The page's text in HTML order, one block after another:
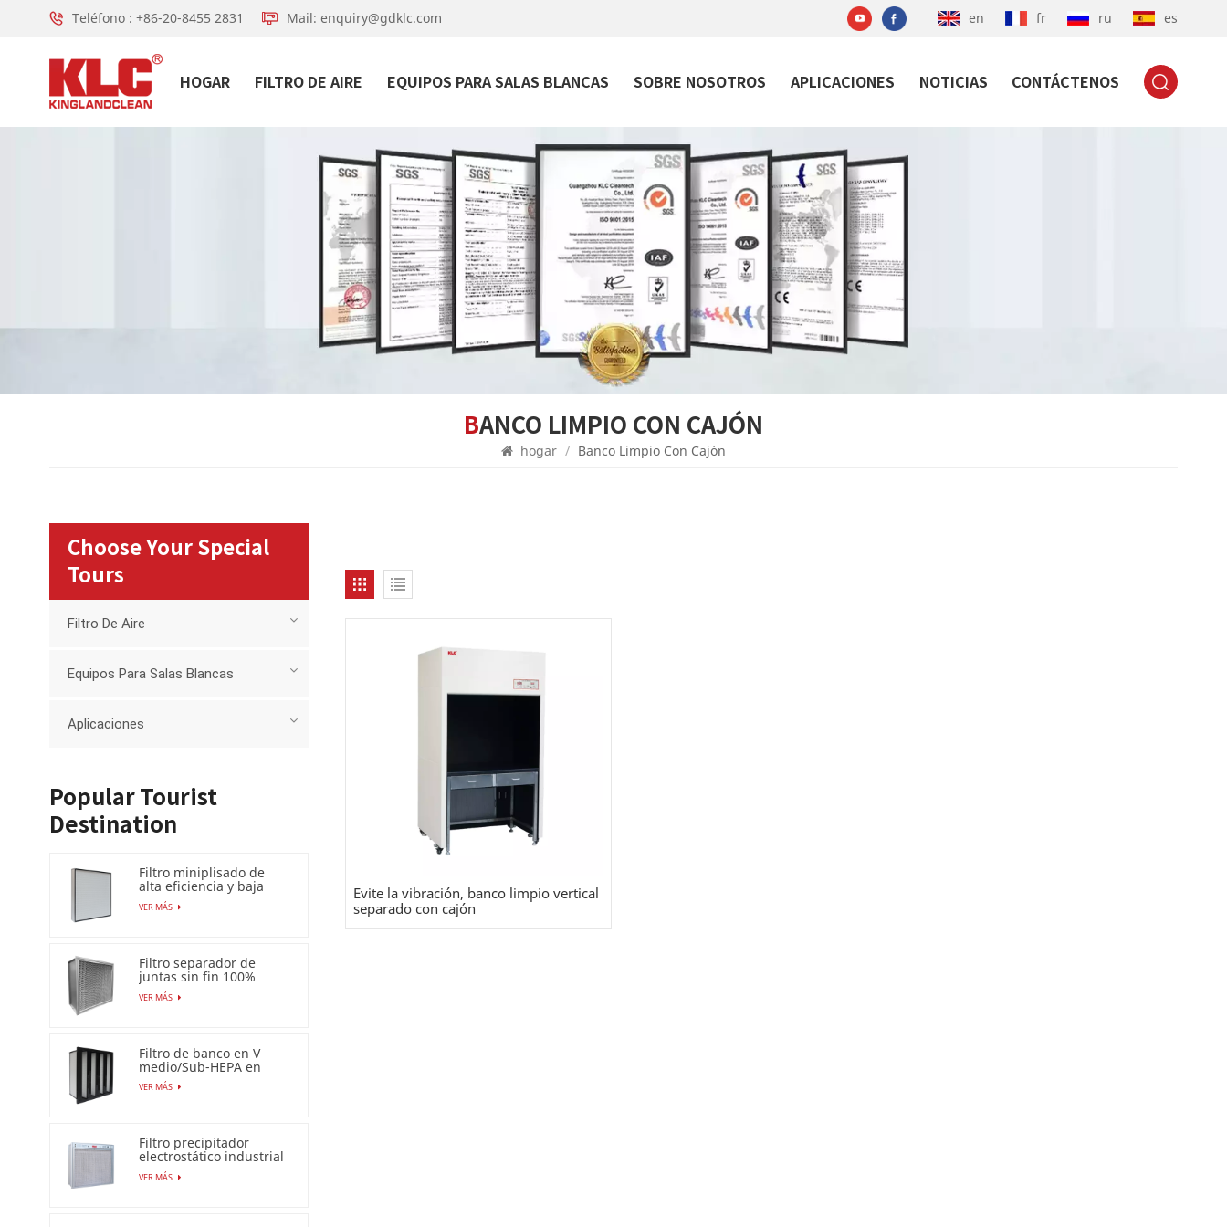
Teléfono : +86-20-8455 2831 Mail: enquiry@gdklc.com en fr ru es
HOGAR FILTRO DE AIRE EQUIPOS PARA SALAS BLANCAS SOBRE NOSOTROS APLICACIONES NOTICIAS CONTÁCTENOS
BANCO LIMPIO CON CAJÓN
hogar / Banco Limpio Con Cajón
Evite la vibración, banco limpio vertical
separado con cajón
Choose Your Special
Tours
Filtro De Aire
Equipos Para Salas Blancas
Aplicaciones
Popular Tourist
Destination
Filtro miniplisado de
alta eficiencia y baja
caída de presión (HEPA
/ULPA)
VER MÁS
Filtro separador de
juntas sin fin 100%
resistente a la humedad
VER MÁS
Filtro de banco en V
medio/Sub-HEPA en
marco de plástico
VER MÁS
Filtro precipitador
electrostático industrial
para filtro de aire Esp
VER MÁS